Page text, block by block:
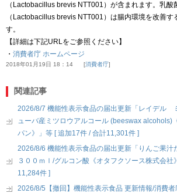
（Lactobacillus brevis NTT001）が含まれます。乳酸
（Lactobacillus brevis NTT001）は腸内環境を改善す
す。
【詳細は下記URLをご参照ください】
・ 消費者庁 ホームページ
2018年01月19日 18：14 消費者庁
関連記事
2026/8/7 機能性表示食品の届出更新「レイデル
ューバ産ミツロウアルコール (beeswax alcohols)
パン》」等 [ 追加17件 / 合計11,301件 ]
2026/8/6 機能性表示食品の届出更新「りんご果汁
３００ｍｌ/グルコン酸《オタフクソース株式会社
11,284件 ]
2026/8/5【撤回】機能性表示食品 更新情報/消費者